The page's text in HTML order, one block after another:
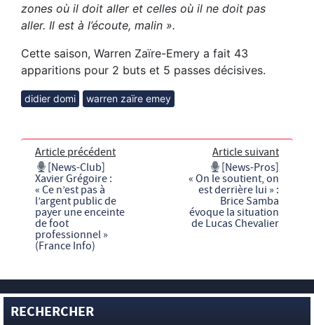
zones où il doit aller et celles où il ne doit pas
aller. Il est à l’écoute, malin ».
Cette saison, Warren Zaïre-Emery a fait 43
apparitions pour 2 buts et 5 passes décisives.
didier domi warren zaïre emey
Article précédent
[News-Club]
Xavier Grégoire :
« Ce n’est pas à
l’argent public de
payer une enceinte
de foot
professionnel »
(France Info)
Article suivant
[News-Pros]
« On le soutient, on
est derrière lui » :
Brice Samba
évoque la situation
de Lucas Chevalier
RECHERCHER